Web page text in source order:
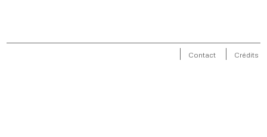
Contact Crédits